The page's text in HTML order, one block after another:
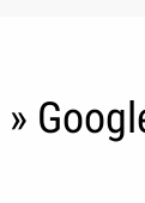
»